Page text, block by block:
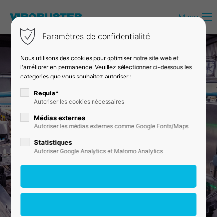
Login
Identifiant
Mot de passe
Connexion
Register|Lost your password?
Support
Menu
Paramètres de confidentialité
Nous utilisons des cookies pour optimiser notre site web et
l'améliorer en permanence. Veuillez sélectionner ci-dessous les
catégories que vous souhaitez autoriser :
Requis*
Autoriser les cookies nécessaires
Médias externes
Autoriser les médias externes comme Google Fonts/Maps
Statistiques
Autoriser Google Analytics et Matomo Analytics